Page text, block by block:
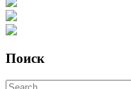
Поиск